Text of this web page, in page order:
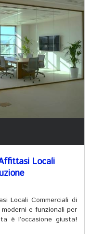
Locali
Locali Commerciali di
e funzionali per
è l’occasione giusta!